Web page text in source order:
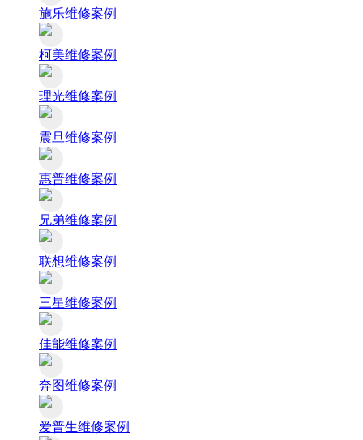
施乐维修案例
柯美维修案例
理光维修案例
震旦维修案例
惠普维修案例
兄弟维修案例
联想维修案例
三星维修案例
佳能维修案例
奔图维修案例
爱普生维修案例